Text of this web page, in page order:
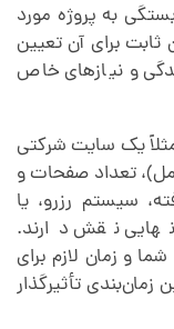
به پروژه مورد
برای آن تعیین
و نیازهای خاص
یک سایت شرکتی
تعداد صفحات و
سیستم رزرو، یا
نقش دارند.
و زمان لازم برای
زمان‌بندی تأثیرگذار